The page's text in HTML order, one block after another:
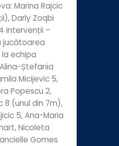
Marina Rajcic
Darly Zoqbi
intervenții –
jucătoarea
echipa
Ștefania
Micijevic 5,
Popescu 2,
8 (unul din 7m),
5, Ana-Maria
Nicoleta
Gomes